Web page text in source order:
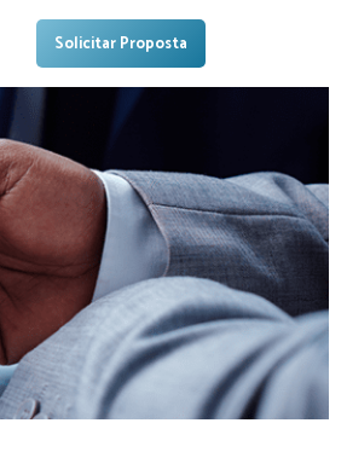
Solicitar Proposta